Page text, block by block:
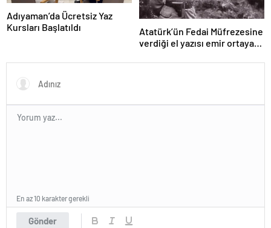
Adıyaman’da Ücretsiz Yaz
Kursları Başlatıldı
Atatürk’ün Fedai Müfrezesine
verdiği el yazısı emir ortaya
Gönder
En az 10 karakter gerekli